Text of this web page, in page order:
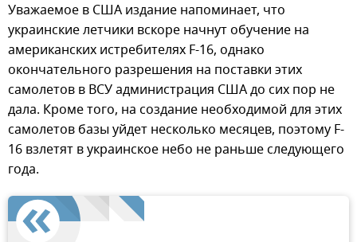
Уважаемое в США издание напоминает, что
украинские летчики вскоре начнут обучение на
американских истребителях F-16, однако
окончательного разрешения на поставки этих
самолетов в ВСУ администрация США до сих пор не
дала. Кроме того, на создание необходимой для этих
самолетов базы уйдет несколько месяцев, поэтому F-
16 взлетят в украинское небо не раньше следующего
года.